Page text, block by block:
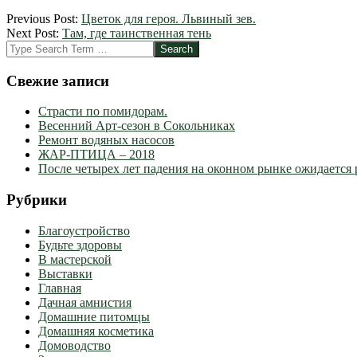
2012-
04-
02
Previous Post: Цветок для героя. Львиный зев.
Next Post: Там, где таинственная тень
Search
Свежие записи
Страсти по помидорам.
Весенний Арт-сезон в Сокольниках
Ремонт водяных насосов
ЖАР-ПТИЦА – 2018
После четырех лет падения на оконном рынке ожидается
Рубрики
Благоустройство
Будьте здоровы
В мастерской
Выставки
Главная
Дачная амнистия
Домашние питомцы
Домашняя косметика
Домоводство